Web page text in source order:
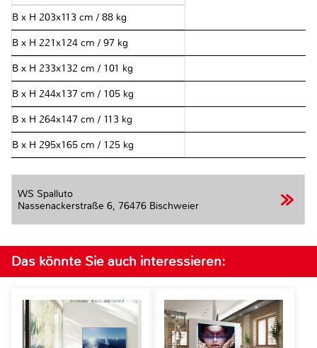
B x H 203x113 cm / 88 kg
B x H 221x124 cm / 97 kg
B x H 233x132 cm / 101 kg
B x H 244x137 cm / 105 kg
B x H 264x147 cm / 113 kg
B x H 295x165 cm / 125 kg
WS Spalluto
Nassenackerstraße 6, 76476 Bischweier
Das könnte Sie auch interessieren: